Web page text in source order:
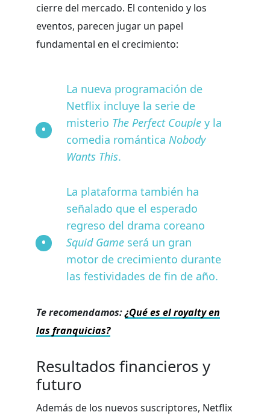
cierre del mercado. El contenido y los
eventos, parecen jugar un papel
fundamental en el crecimiento:
La nueva programación de
Netflix incluye la serie de
misterio The Perfect Couple y la
comedia romántica Nobody
Wants This.
La plataforma también ha
señalado que el esperado
regreso del drama coreano
Squid Game será un gran
motor de crecimiento durante
las festividades de fin de año.
Te recomendamos:¿Qué es el royalty en
las franquicias?
Resultados financieros y
futuro
Además de los nuevos suscriptores, Netflix